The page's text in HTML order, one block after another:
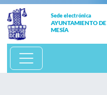
Sede electrónica
AYUNTAMIENTO DE
MESÍA